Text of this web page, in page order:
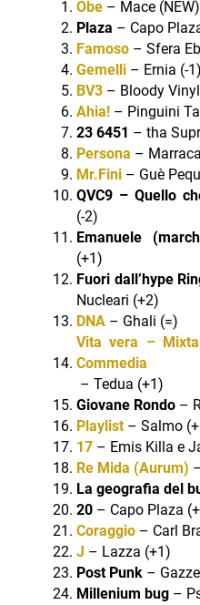
Obe – Mace (NEW)
Plaza – Capo
Famoso– Sfera
Gemelli – Ernia (-1)
BV3 – Bloody
Ahia! – Pinguini
23 6451 – tha
Persona –
Mr.Fini – Guè
QVC9 – Quello
(-2)
Emanuele
(+1)
Fuori dall’hype
Nucleari (+2)
DNA – Ghali (=)
Vita vera –
Commedia
– Tedua (+1)
Giovane Rondo –
Playlist – Salmo
17 – Emis Killa e
Re Mida (Aurum)
La geografia del
20 – Capo Plaza
Coraggio – Carl
J – Lazza (+1)
Post Punk –
Millenium bug –